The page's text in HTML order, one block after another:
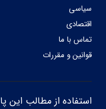
سیاسی
اقتصادی
تماس با ما
قوانین و مقررات
استفاده از مطالب این